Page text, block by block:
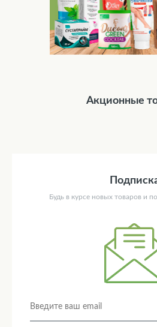
Акционные
Будь в курсе новых товаров и